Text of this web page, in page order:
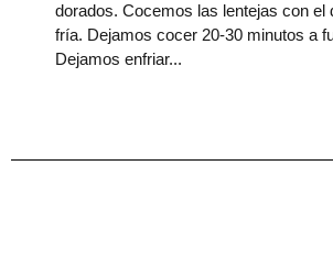
dorados. Cocemos las lentejas con el
fría. Dejamos cocer 20-30 minutos a
Dejamos enfriar